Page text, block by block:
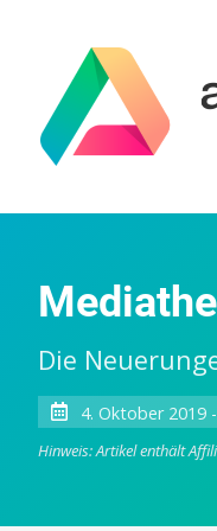
Die
4. Oktober 2019
Hinweis: Artikel enthält